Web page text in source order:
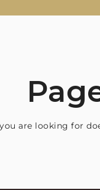
are looking for